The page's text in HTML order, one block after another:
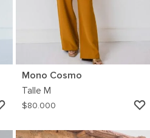
AGREGAR
Mono Cosmo
Talle M
$80.000